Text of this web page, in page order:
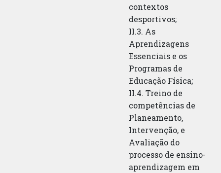
contextos
desportivos;
II.3. As
Aprendizagens
Essenciais e os
Programas de
Educação Física;
II.4. Treino de
competências de
Planeamento,
Intervenção, e
Avaliação do
processo de ensino-
aprendizagem em